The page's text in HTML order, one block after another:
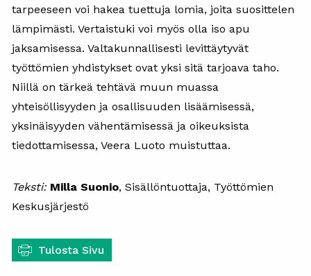
tarpeeseen voi hakea tuettuja lomia, joita suosittelen
lämpimästi. Vertaistuki voi myös olla iso apu
jaksamisessa. Valtakunnallisesti levittäytyvät
työttömien yhdistykset ovat yksi sitä tarjoava taho.
Niillä on tärkeä tehtävä muun muassa
yhteisöllisyyden ja osallisuuden lisäämisessä,
yksinäisyyden vähentämisessä ja oikeuksista
tiedottamisessa, Veera Luoto muistuttaa.
Teksti:Milla Suonio, Sisällöntuottaja, Työttömien
Keskusjärjestö
Tulosta Sivu